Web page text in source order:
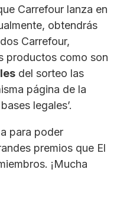
Carrefour lanza en
obtendrás
Carrefour,
productos como son
del sorteo las
página de la
legales’.
para poder
premios que El
¡Mucha